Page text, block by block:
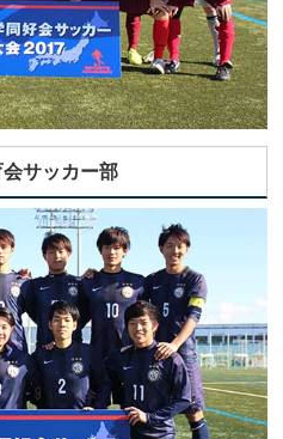
サッカー部